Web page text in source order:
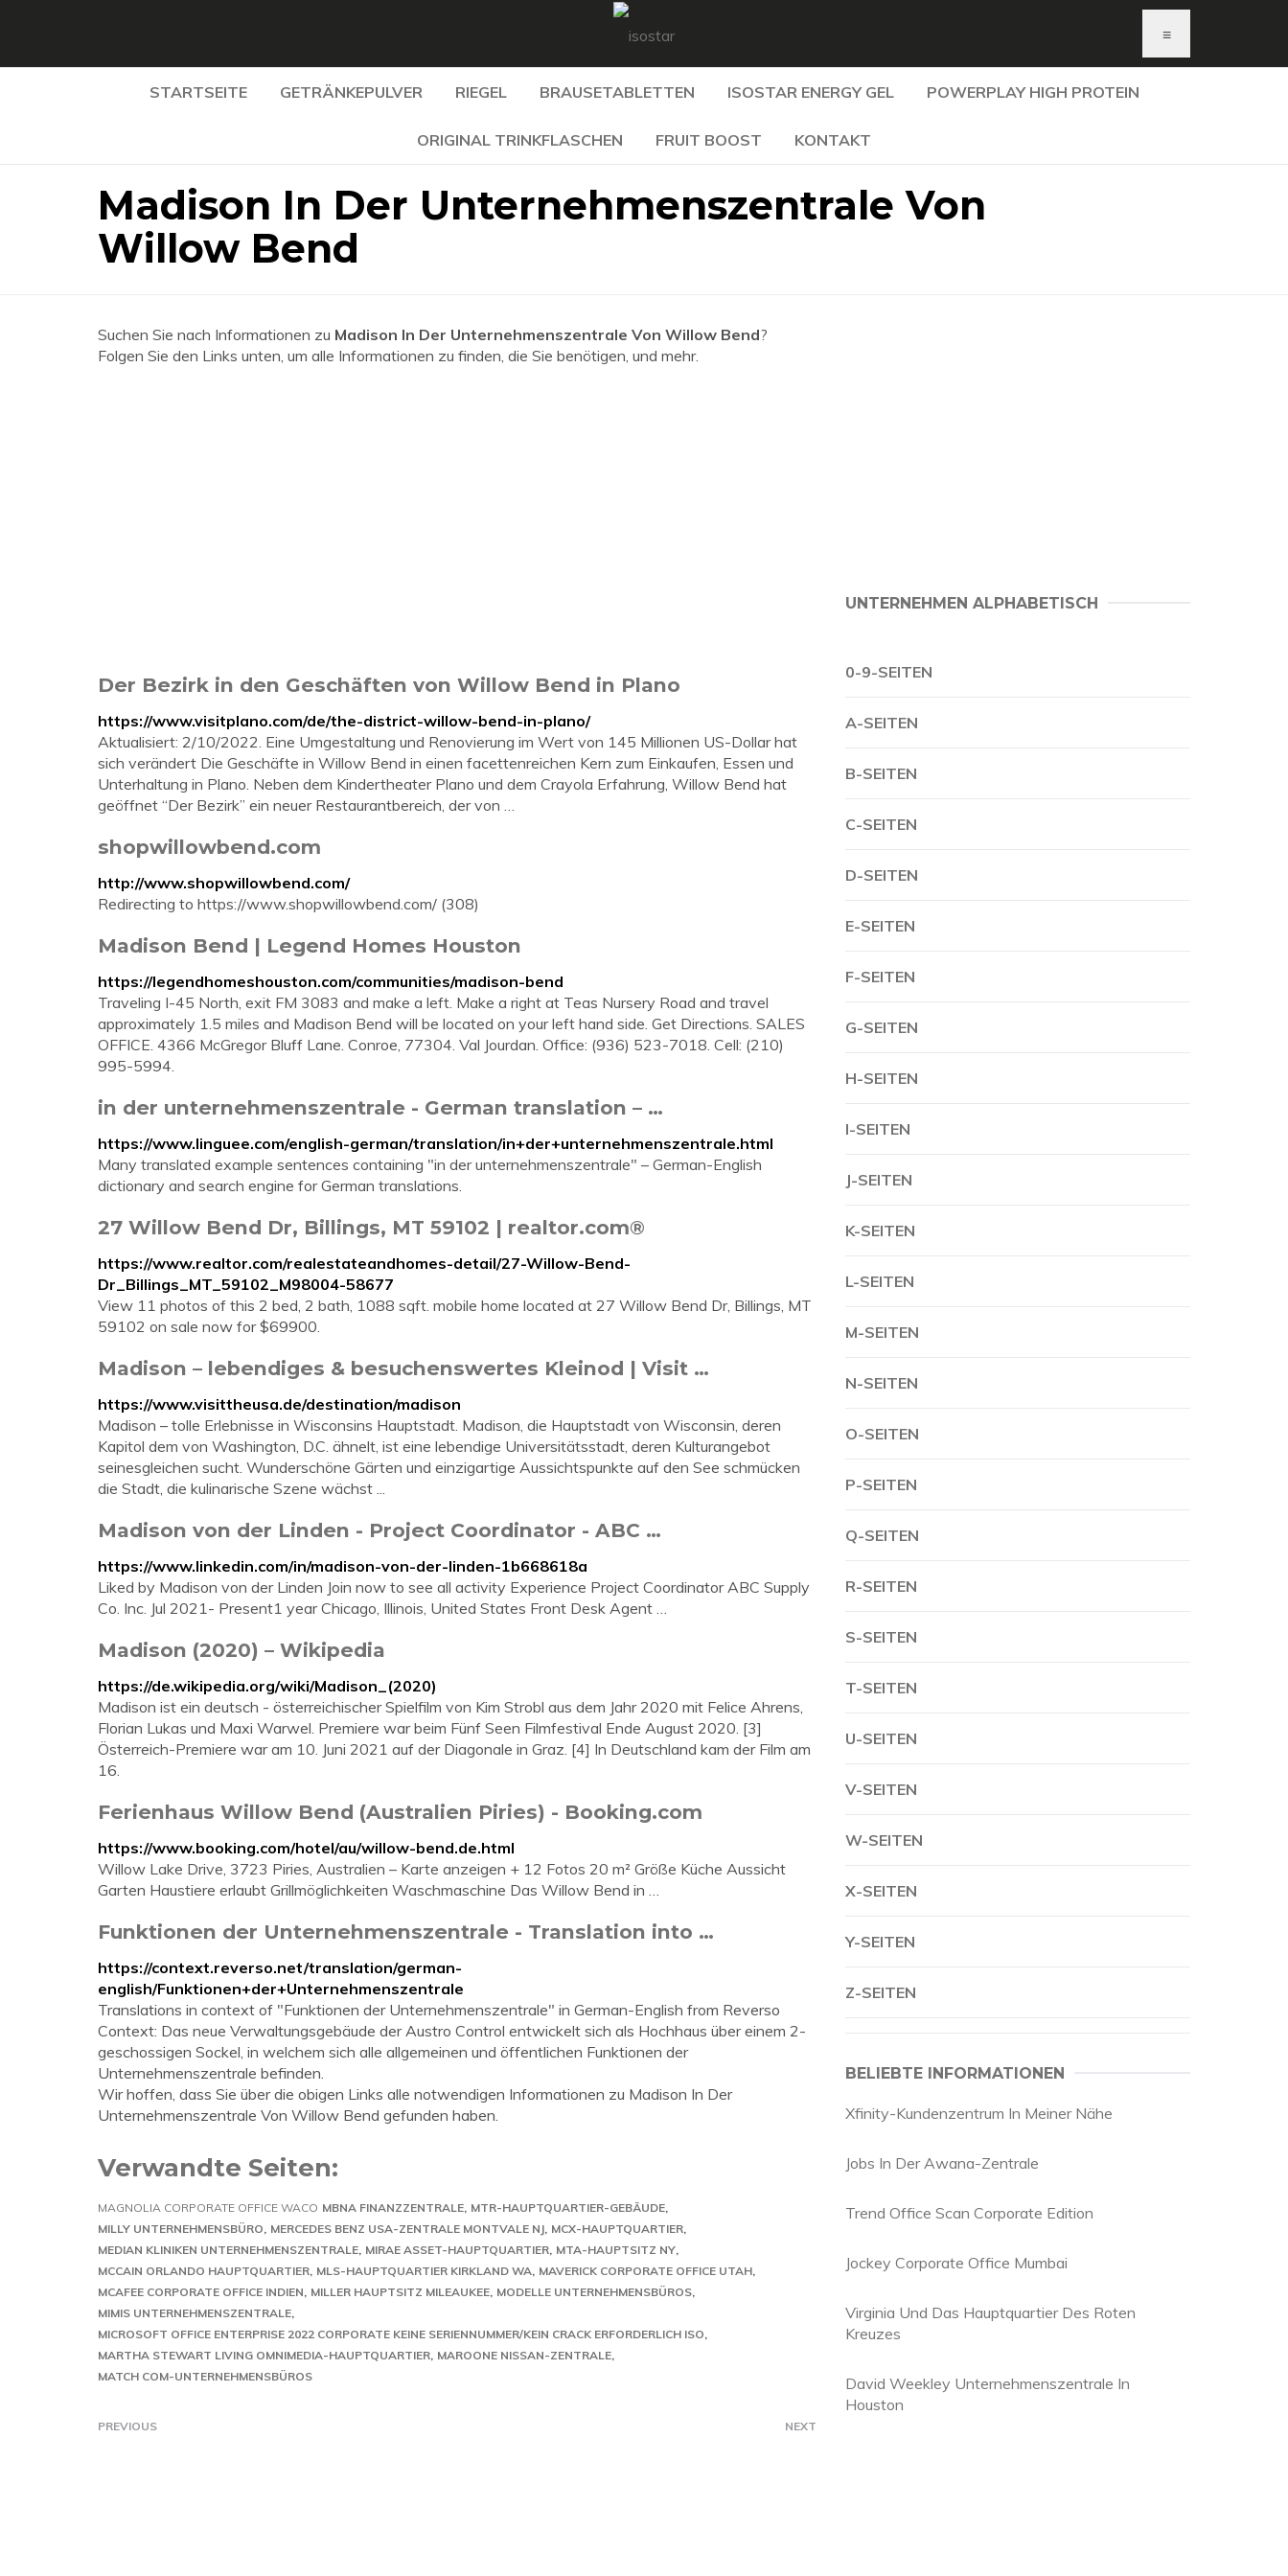
≡
STARTSEITE GETRÄNKEPULVER RIEGEL BRAUSETABLETTEN ISOSTAR ENERGY GEL POWERPLAY HIGH PROTEIN
ORIGINAL TRINKFLASCHEN FRUIT BOOST KONTAKT
Madison In Der Unternehmenszentrale Von
Willow Bend
Suchen Sie nach Informationen zu Madison In Der Unternehmenszentrale Von Willow Bend?
Folgen Sie den Links unten, um alle Informationen zu finden, die Sie benötigen, und mehr.
Der Bezirk in den Geschäften von Willow Bend in Plano
https://www.visitplano.com/de/the-district-willow-bend-in-plano/
Aktualisiert: 2/10/2022. Eine Umgestaltung und Renovierung im Wert von 145 Millionen US-Dollar hat
sich verändert Die Geschäfte in Willow Bend in einen facettenreichen Kern zum Einkaufen, Essen und
Unterhaltung in Plano. Neben dem Kindertheater Plano und dem Crayola Erfahrung, Willow Bend hat
geöffnet “Der Bezirk” ein neuer Restaurantbereich, der von …
shopwillowbend.com
http://www.shopwillowbend.com/
Redirecting to https://www.shopwillowbend.com/ (308)
Madison Bend | Legend Homes Houston
https://legendhomeshouston.com/communities/madison-bend
Traveling I-45 North, exit FM 3083 and make a left. Make a right at Teas Nursery Road and travel
approximately 1.5 miles and Madison Bend will be located on your left hand side. Get Directions. SALES
OFFICE. 4366 McGregor Bluff Lane. Conroe, 77304. Val Jourdan. Office: (936) 523-7018. Cell: (210)
995-5994.
in der unternehmenszentrale - German translation – …
https://www.linguee.com/english-german/translation/in+der+unternehmenszentrale.html
Many translated example sentences containing "in der unternehmenszentrale" – German-English
dictionary and search engine for German translations.
27 Willow Bend Dr, Billings, MT 59102 | realtor.com®
https://www.realtor.com/realestateandhomes-detail/27-Willow-Bend-
Dr_Billings_MT_59102_M98004-58677
View 11 photos of this 2 bed, 2 bath, 1088 sqft. mobile home located at 27 Willow Bend Dr, Billings, MT
59102 on sale now for $69900.
Madison – lebendiges & besuchenswertes Kleinod | Visit …
https://www.visittheusa.de/destination/madison
Madison – tolle Erlebnisse in Wisconsins Hauptstadt. Madison, die Hauptstadt von Wisconsin, deren
Kapitol dem von Washington, D.C. ähnelt, ist eine lebendige Universitätsstadt, deren Kulturangebot
seinesgleichen sucht. Wunderschöne Gärten und einzigartige Aussichtspunkte auf den See schmücken
die Stadt, die kulinarische Szene wächst ...
Madison von der Linden - Project Coordinator - ABC …
https://www.linkedin.com/in/madison-von-der-linden-1b668618a
Liked by Madison von der Linden Join now to see all activity Experience Project Coordinator ABC Supply
Co. Inc. Jul 2021- Present1 year Chicago, Illinois, United States Front Desk Agent …
Madison (2020) – Wikipedia
https://de.wikipedia.org/wiki/Madison_(2020)
Madison ist ein deutsch - österreichischer Spielfilm von Kim Strobl aus dem Jahr 2020 mit Felice Ahrens,
Florian Lukas und Maxi Warwel. Premiere war beim Fünf Seen Filmfestival Ende August 2020. [3]
Österreich-Premiere war am 10. Juni 2021 auf der Diagonale in Graz. [4] In Deutschland kam der Film am
16.
Ferienhaus Willow Bend (Australien Piries) - Booking.com
https://www.booking.com/hotel/au/willow-bend.de.html
Willow Lake Drive, 3723 Piries, Australien – Karte anzeigen + 12 Fotos 20 m² Größe Küche Aussicht
Garten Haustiere erlaubt Grillmöglichkeiten Waschmaschine Das Willow Bend in …
Funktionen der Unternehmenszentrale - Translation into …
https://context.reverso.net/translation/german-
english/Funktionen+der+Unternehmenszentrale
Translations in context of "Funktionen der Unternehmenszentrale" in German-English from Reverso
Context: Das neue Verwaltungsgebäude der Austro Control entwickelt sich als Hochhaus über einem 2-
geschossigen Sockel, in welchem sich alle allgemeinen und öffentlichen Funktionen der
Unternehmenszentrale befinden.
Wir hoffen, dass Sie über die obigen Links alle notwendigen Informationen zu Madison In Der
Unternehmenszentrale Von Willow Bend gefunden haben.
Verwandte Seiten:
MAGNOLIA CORPORATE OFFICE WACO MBNA FINANZZENTRALE MTR-HAUPTQUARTIER-GEBÄUDE
MILLY UNTERNEHMENSBÜRO MERCEDES BENZ USA-ZENTRALE MONTVALE NJ MCX-HAUPTQUARTIER
MEDIAN KLINIKEN UNTERNEHMENSZENTRALE MIRAE ASSET-HAUPTQUARTIER MTA-HAUPTSITZ NY
MCCAIN ORLANDO HAUPTQUARTIER MLS-HAUPTQUARTIER KIRKLAND WA MAVERICK CORPORATE OFFICE UTAH
MCAFEE CORPORATE OFFICE INDIEN MILLER HAUPTSITZ MILEAUKEE MODELLE UNTERNEHMENSBÜROS
MIMIS UNTERNEHMENSZENTRALE
MICROSOFT OFFICE ENTERPRISE 2022 CORPORATE KEINE SERIENNUMMER/KEIN CRACK ERFORDERLICH ISO
MARTHA STEWART LIVING OMNIMEDIA-HAUPTQUARTIER MAROONE NISSAN-ZENTRALE
MATCH COM-UNTERNEHMENSBÜROS
PREVIOUS NEXT
UNTERNEHMEN ALPHABETISCH
0-9-SEITEN
A-SEITEN
B-SEITEN
C-SEITEN
D-SEITEN
E-SEITEN
F-SEITEN
G-SEITEN
H-SEITEN
I-SEITEN
J-SEITEN
K-SEITEN
L-SEITEN
M-SEITEN
N-SEITEN
O-SEITEN
P-SEITEN
Q-SEITEN
R-SEITEN
S-SEITEN
T-SEITEN
U-SEITEN
V-SEITEN
W-SEITEN
X-SEITEN
Y-SEITEN
Z-SEITEN
BELIEBTE INFORMATIONEN
Xfinity-Kundenzentrum In Meiner Nähe
Jobs In Der Awana-Zentrale
Trend Office Scan Corporate Edition
Jockey Corporate Office Mumbai
Virginia Und Das Hauptquartier Des Roten
Kreuzes
David Weekley Unternehmenszentrale In
Houston